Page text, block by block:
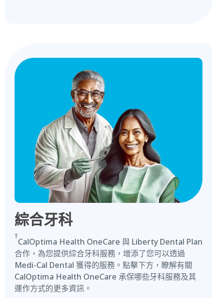
綜合牙科
†
CalOptima Health OneCare 與 Liberty Dental Plan
合作，為您提供綜合牙科服務，增添了您可以透過
Medi-Cal Dental 獲得的服務。點擊下方，瞭解有關
CalOptima Health OneCare 承保哪些牙科服務及其
運作方式的更多資訊。